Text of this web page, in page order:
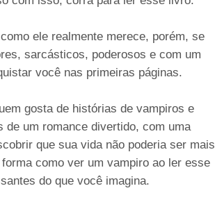
ele realmente merece, porém, se
sarcásticos, poderosos e com um
você nas primeiras páginas.
gosta de histórias de vampiros e
de um romance divertido, com uma
que sua vida não poderia ser mais
como ver um vampiro ao ler esse
do que você imagina.